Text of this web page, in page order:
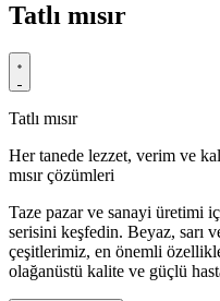
Tatlı mısır
Tatlı mısır
Her tanede lezzet, verim ve
mısır çözümleri
Taze pazar ve sanayi üretimi
serisini keşfedin. Beyaz, sarı
çeşitlerimiz, en önemli
olağanüstü kalite ve güçlü